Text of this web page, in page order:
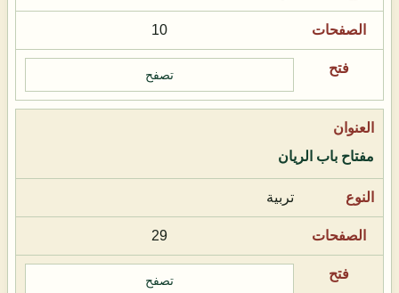
10
تصفح
مفتاح باب الريان
تربية
29
تصفح